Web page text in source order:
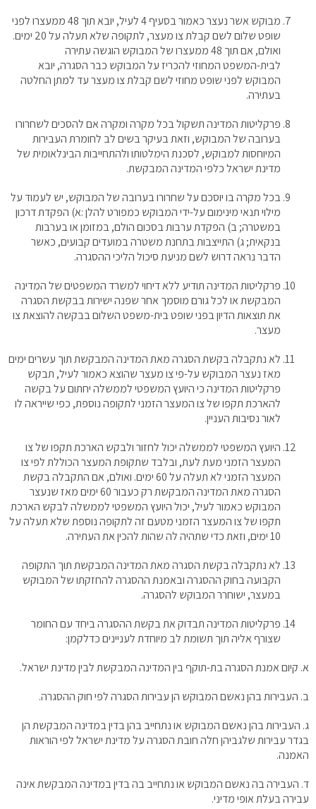
מבוקש אשר נעצר כאמור בסעיף 4 לעיל, יובא תוך 48 ממעצרו לפני
שופט שלום לשם קבלת צו מעצר, לתקופה שלא תעלה על 20 ימים.
ואולם, אם תוך 48 ממעצרו של המבוקש הוגשה עתירה
לבית-המשפט המחוזי להכריז על המבוקש כבר הסגרה, יובא
המבוקש לפני שופט מחוזי לשם קבלת צו מעצר עד למתן החלטה
בעתירה.
פרקליטות המדינה תשקול בכל מקרה ומקרה אם להסכים לשחרורו
בערובה של המבוקש, וזאת בעיקר בשים לב לחומרת העבירות
המיוחסות למבוקש, לסכנת הימלטותו ולהתחייבות הבינלאומית של
מדינת ישראל כלפי המדינה המבקשת.
בכל מקרה בו יוסכם על שחרורו בערובה של המבוקש, יש לעמוד על
מילוי תנאי מינימום על-ידי המבוקש כמפורט להלן :א) הפקדת דרכון
במשטרה; ב) הפקדת ערבות בסכום הולם, במזומן או בערבות
בנקאית; ג) התייצבות בתחנת משטרה במועדים קבועים, כאשר
הדבר נראה דרוש לשם מניעת סיכול הליכי ההסגרה.
פרקליטות המדינה תודיע ללא דיחוי למשרד המשפטים של המדינה
המבקשת או לכל גורם מוסמך אחר שפנה ישירות בבקשת הסגרה
את תוצאות הדיון בפני שופט בית-משפט השלום בבקשה להוצאת צו
מעצר.
לא נתקבלה בקשת הסגרה מאת המדינה המבקשת תוך עשרים ימים
מאז נעצר המבוקש על-פי צו מעצר שהוצא כאמור לעיל, תבקש
פרקליטות המדינה כי היועץ המשפטי לממשלה יחתום על בקשה
להארכת תקפו של צו המעצר הזמני לתקופה נוספת, כפי שייראה לו
לאור נסיבות העניין.
היועץ המשפטי לממשלה יכול לחזור ולבקש הארכת תקפו של צו
המעצר הזמני מעת לעת, ובלבד שתקופת המעצר הכוללת לפי צו
המעצר הזמני לא תעלה על 60 ימים. ואולם, אם התקבלה בקשת
הסגרה מאת המדינה המבקשת רק כעבור 60 ימים מאז שנעצר
המבוקש כאמור לעיל, יכול היועץ המשפטי לממשלה לבקש הארכת
תקפו של צו המעצר הזמני מטעם זה לתקופה נוספת שלא תעלה על
10 ימים, וזאת כדי שתהיה לה שהות להכין את העתירה.
לא נתקבלה בקשת הסגרה מאת המדינה המבקשת תוך התקופה
הקבועה בחוק ההסגרה ובאמנת ההסגרה להחזקתו של המבוקש
במעצר, ישוחרר המבוקש להסגרה.
פרקליטות המדינה תבדוק את בקשת ההסגרה ביחד עם החומר
שצורף אליה תוך תשומת לב מיוחדת לעניינים כדלקמן:
א. קיום אמנת הסגרה בת-תוקף בין המדינה המבקשת לבין מדינת ישראל.
ב. העבירות בהן נאשם המבוקש הן עבירות הסגרה לפי חוק ההסגרה.
ג. העבירות בהן נאשם המבוקש או נתחייב בהן בדין במדינה המבקשת הן
בגדר עבירות שלגביהן חלה חובת הסגרה על מדינת ישראל לפי הוראות
האמנה.
ד. העבירה בה נאשם המבוקש או נתחייב בה בדין במדינה המבקשת אינה
עבירה בעלת אופי מדיני.